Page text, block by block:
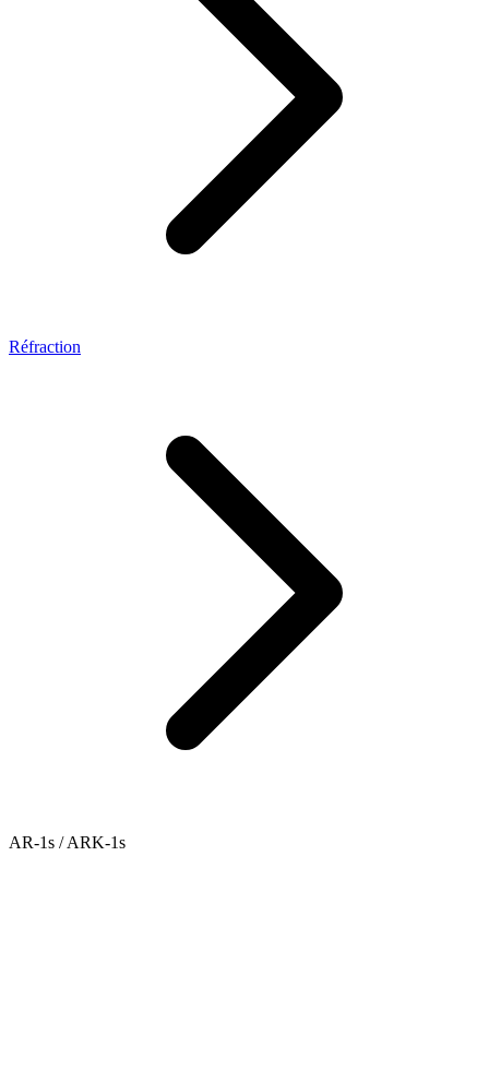
Réfraction
AR-1s / ARK-1s